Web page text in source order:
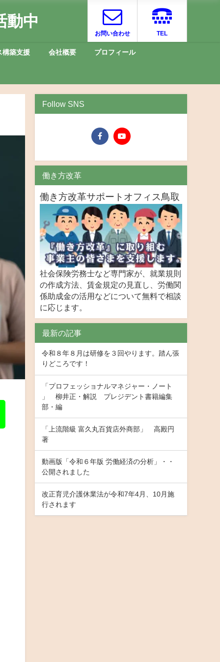
動中
お問い合わせ TEL
構築支援 会社概要 プロフィール
Follow SNS
働き方改革
働き方改革サポートオフィス鳥取
社会保険労務士など専門家が、就業規則
の作成方法、賃金規定の見直し、労働関
係助成金の活用などについて無料で相談
に応じます。
最新の記事
令和８年８月は研修を３回やります。踏ん張
りどころです！
「プロフェッショナルマネジャー・ノート
」 柳井正・解説 プレジデント書籍編集
部・編
「上流階級 富久丸百貨店外商部」 高殿円
著
動画版「令和６年版 労働経済の分析」・・
公開されました
改正育児介護休業法が令和7年4月、10月施
行されます